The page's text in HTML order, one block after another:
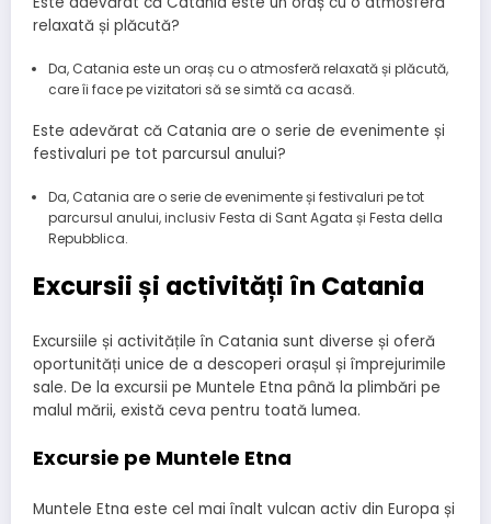
relaxată și plăcută?
Da, Catania este un oraș cu o atmosferă relaxată și plăcută,
care îi face pe vizitatori să se simtă ca acasă.
Este adevărat că Catania are o serie de evenimente și
festivaluri pe tot parcursul anului?
Da, Catania are o serie de evenimente și festivaluri pe tot
parcursul anului, inclusiv Festa di Sant Agata și Festa della
Repubblica.
Excursii și activități în Catania
Excursiile și activitățile în Catania sunt diverse și oferă
oportunități unice de a descoperi orașul și împrejurimile
sale. De la excursii pe Muntele Etna până la plimbări pe
malul mării, există ceva pentru toată lumea.
Excursie pe Muntele Etna
Muntele Etna este cel mai înalt vulcan activ din Europa și